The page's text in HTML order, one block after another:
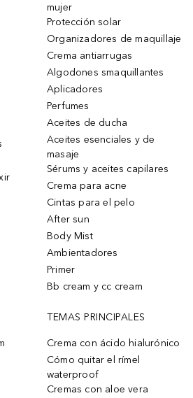
mujer
Protección solar
Organizadores de maquillaje
Crema antiarrugas
Algodones smaquillantes
Aplicadores
Perfumes
Aceites de ducha
Aceites esenciales y de
masaje
Sérums y aceites capilares
Crema para acne
Cintas para el pelo
After sun
Body Mist
Ambientadores
Primer
Bb cream y cc cream
TEMAS PRINCIPALES
Crema con ácido hialurónico
Cómo quitar el rímel
waterproof
Cremas con aloe vera